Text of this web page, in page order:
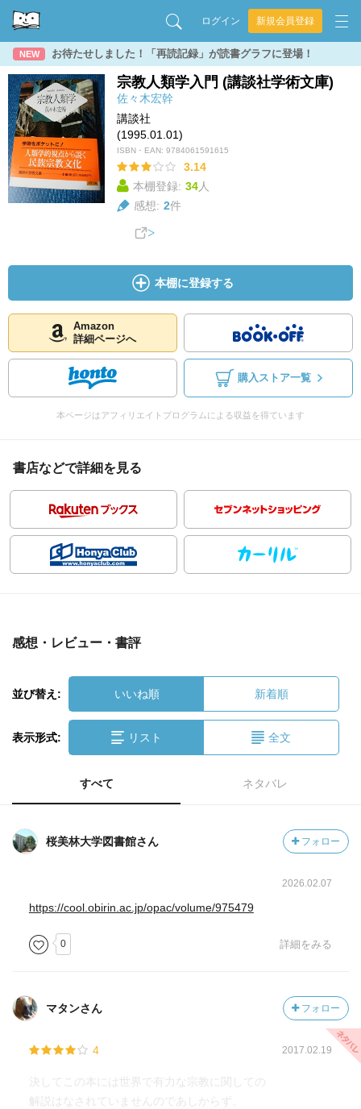
ログイン 新規会員登録
NEW お待たせしました！「再読記録」が読書グラフに登場！
宗教人類学入門 (講談社学術文庫)
佐々木宏幹
講談社
(1995.01.01)
ISBN・EAN: 9784061591615
3.14
本棚登録: 34人
感想: 2件
本棚に登録する
Amazon
詳細ページへ
購入ストア一覧
本ページはアフィリエイトプログラムによる収益を得ています
書店などで詳細を見る
感想・レビュー・書評
並び替え: いいね順 新着順
表示形式: リスト 全文
すべて ネタバレ
桜美林大学図書館さん フォロー
2026.02.07
https://cool.obirin.ac.jp/opac/volume/975479
0 詳細をみる
マタンさん フォロー
4 2017.02.19
決してこの本には世界で有力な宗教に関しての
解説はなされていませんのであしからず。